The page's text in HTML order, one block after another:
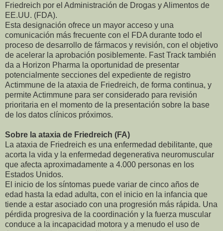
Friedreich por el Administración de Drogas y Alimentos de
EE.UU. (FDA).
Esta designación ofrece un mayor acceso y una
comunicación más frecuente con el FDA durante todo el
proceso de desarrollo de fármacos y revisión, con el objetivo
de acelerar la aprobación posiblemente. Fast Track también
da a Horizon Pharma la oportunidad de presentar
potencialmente secciones del expediente de registro
Actimmune de la ataxia de Friedreich, de forma continua, y
permite Actimmune para ser considerado para revisión
prioritaria en el momento de la presentación sobre la base
de los datos clínicos próximos.
Sobre la ataxia de Friedreich (FA)
La ataxia de Friedreich es una enfermedad debilitante, que
acorta la vida y la enfermedad degenerativa neuromuscular
que afecta aproximadamente a 4.000 personas en los
Estados Unidos.
El inicio de los síntomas puede variar de cinco años de
edad hasta la edad adulta, con el inicio en la infancia que
tiende a estar asociado con una progresión más rápida. Una
pérdida progresiva de la coordinación y la fuerza muscular
conduce a la incapacidad motora y a menudo el uso de